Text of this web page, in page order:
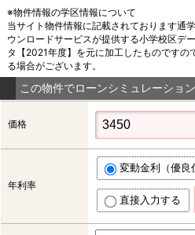
※物件情報の学区情報について
当サイト物件情報に記載されております通
ウンロードサービスが提供する小学校区デ
タ【2021年度】を元に加工したものですの
る場合がございます。
この物件でローンシミュレーショ
価格
年利率
変動金利（優良
直接入力する